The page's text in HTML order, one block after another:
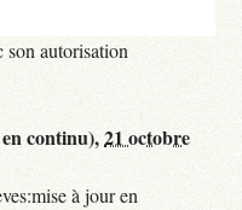
son autorisation
continu),21 octobre
à jour en